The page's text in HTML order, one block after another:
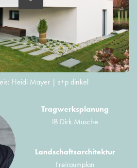
Heidi Mayer | s+p dinkel
Tragwerksplanung
IB Dirk Musche
Landschaftsarchitektur
Freiraumplan